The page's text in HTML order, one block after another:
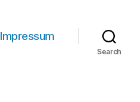
Impressum
Search